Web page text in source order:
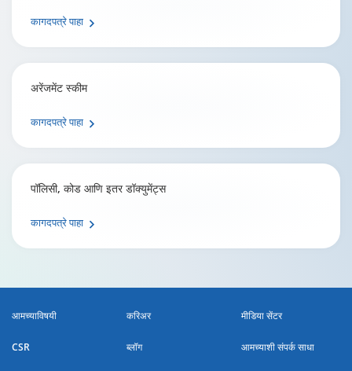
कागदपत्रे पाहा
अरेंजमेंट स्कीम
कागदपत्रे पाहा
पॉलिसी, कोड आणि इतर डॉक्युमेंट्स
कागदपत्रे पाहा
आमच्याविषयी करिअर मीडिया सेंटर
CSR ब्लॉग आमच्याशी संपर्क साधा